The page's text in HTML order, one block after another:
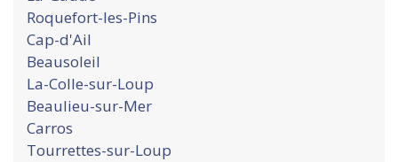
Roquefort-les-Pins
Cap-d'Ail
Beausoleil
La-Colle-sur-Loup
Beaulieu-sur-Mer
Carros
Tourrettes-sur-Loup